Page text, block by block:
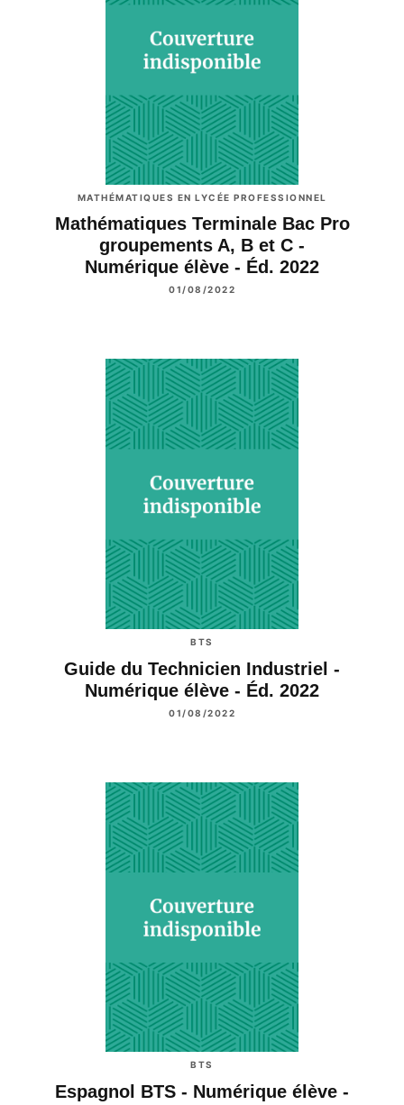
MATHÉMATIQUES EN LYCÉE PROFESSIONNEL
Mathématiques Terminale Bac Pro
groupements A, B et C -
Numérique élève - Éd. 2022
01/08/2022
BTS
Guide du Technicien Industriel -
Numérique élève - Éd. 2022
01/08/2022
BTS
Espagnol BTS - Numérique élève -